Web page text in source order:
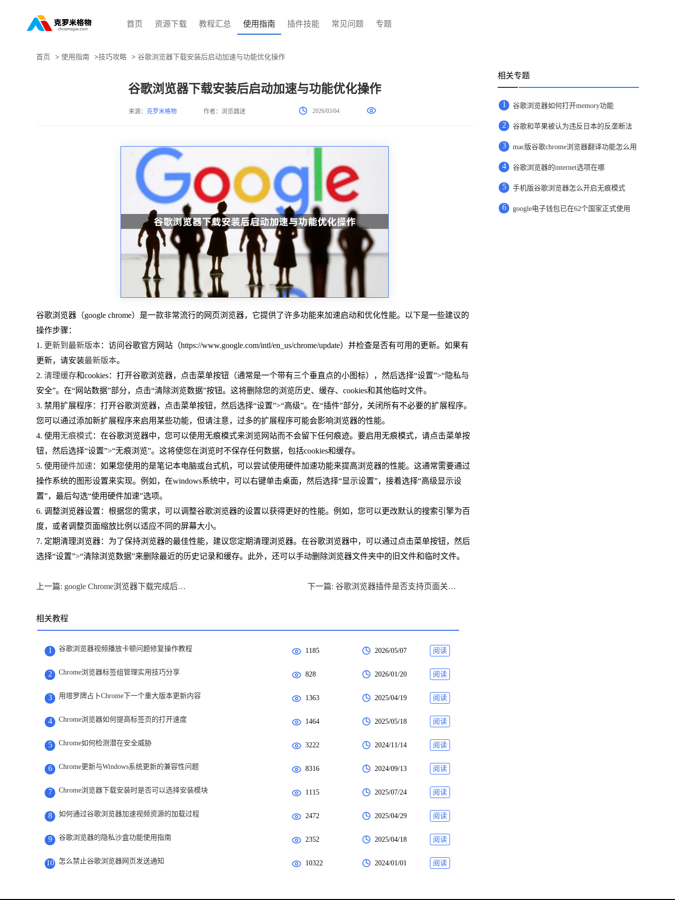
首页 资源下载 教程汇总 使用指南 插件技能 常见问题 专题
首页 > 使用指南 >技巧攻略 > 谷歌浏览器下载安装后启动加速与功能优化操作
谷歌浏览器下载安装后启动加速与功能优化操作
来源： 克罗米格物 作者：浏览器迷 2026/03/04
谷歌浏览器（google chrome）是一款非常流行的网页浏览器，它提供了许多功能来加速启动和优化性能。以下是一些建议的
操作步骤：
1. 更新到最新版本：访问谷歌官方网站（https://www.google.com/intl/en_us/chrome/update）并检查是否有可用的更新。如果有
更新，请安装最新版本。
2. 清理缓存和cookies：打开谷歌浏览器，点击菜单按钮（通常是一个带有三个垂直点的小图标），然后选择“设置”>“隐私与
安全”。在“网站数据”部分，点击“清除浏览数据”按钮。这将删除您的浏览历史、缓存、cookies和其他临时文件。
3. 禁用扩展程序：打开谷歌浏览器，点击菜单按钮，然后选择“设置”>“高级”。在“插件”部分，关闭所有不必要的扩展程序。
您可以通过添加新扩展程序来启用某些功能，但请注意，过多的扩展程序可能会影响浏览器的性能。
4. 使用无痕模式：在谷歌浏览器中，您可以使用无痕模式来浏览网站而不会留下任何痕迹。要启用无痕模式，请点击菜单按
钮，然后选择“设置”>“无痕浏览”。这将使您在浏览时不保存任何数据，包括cookies和缓存。
5. 使用硬件加速：如果您使用的是笔记本电脑或台式机，可以尝试使用硬件加速功能来提高浏览器的性能。这通常需要通过
操作系统的图形设置来实现。例如，在windows系统中，可以右键单击桌面，然后选择“显示设置”，接着选择“高级显示设
置”，最后勾选“使用硬件加速”选项。
6. 调整浏览器设置：根据您的需求，可以调整谷歌浏览器的设置以获得更好的性能。例如，您可以更改默认的搜索引擎为百
度，或者调整页面缩放比例以适应不同的屏幕大小。
7. 定期清理浏览器：为了保持浏览器的最佳性能，建议您定期清理浏览器。在谷歌浏览器中，可以通过点击菜单按钮，然后
选择“设置”>“清除浏览数据”来删除最近的历史记录和缓存。此外，还可以手动删除浏览器文件夹中的旧文件和临时文件。
上一篇: google Chrome浏览器下载完成后移动端多标签页优化操作 下一篇: 谷歌浏览器插件是否支持页面关键词过滤功能
相关教程
1 谷歌浏览器视频播放卡顿问题修复操作教程 1185 2026/05/07 阅读
2 Chrome浏览器标签组管理实用技巧分享 828 2026/01/20 阅读
3 用塔罗牌占卜Chrome下一个重大版本更新内容 1363 2025/04/19 阅读
4 Chrome浏览器如何提高标签页的打开速度 1464 2025/05/18 阅读
5 Chrome如何检测潜在安全威胁 3222 2024/11/14 阅读
6 Chrome更新与Windows系统更新的兼容性问题 8316 2024/09/13 阅读
7 Chrome浏览器下载安装时是否可以选择安装模块 1115 2025/07/24 阅读
8 如何通过谷歌浏览器加速视频资源的加载过程 2472 2025/04/29 阅读
9 谷歌浏览器的隐私沙盒功能使用指南 2352 2025/04/18 阅读
10 怎么禁止谷歌浏览器网页发送通知 10322 2024/01/01 阅读
相关专题
1 谷歌浏览器如何打开memory功能
2 谷歌和苹果被认为违反日本的反垄断法
3 mac版谷歌chrome浏览器翻译功能怎么用
4 谷歌浏览器的internet选项在哪
5 手机版谷歌浏览器怎么开启无痕模式
6 google电子钱包已在62个国家正式使用